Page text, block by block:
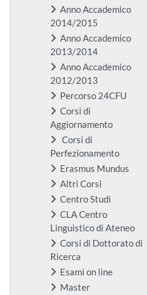
Anno Accademico
2014/2015
Anno Accademico
2013/2014
Anno Accademico
2012/2013
Percorso 24CFU
Corsi di
Aggiornamento
Corsi di
Perfezionamento
Erasmus Mundus
Altri Corsi
Centro Studi
CLA Centro
Linguistico di Ateneo
Corsi di Dottorato di
Ricerca
Esami on line
Master